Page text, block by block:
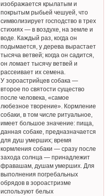
изображается крылатым и
покрытым рыбьей чешуей, что
символизирует господство в трех
стихиях — в воздухе, на земле и
воде. Каждый раз, когда он
подымается, у дерева вырастает
тысяча ветвей; когда он садится,
он ломает тысячу ветвей и
рассеивает их семена.
У зороастрийцев собака —
второе по святости существо
после человека, «самое
любезное творение». Кормление
собаки, в том числе ритуальное,
имеет большое значение: пища,
данная собаке, предназначается
для душ умерших; время
кормления собаки — сразу после
захода солнца — принадлежит
фравашам, душам умерших. Для
выполнения погребальных
обрядов в зороастризме
используют белых